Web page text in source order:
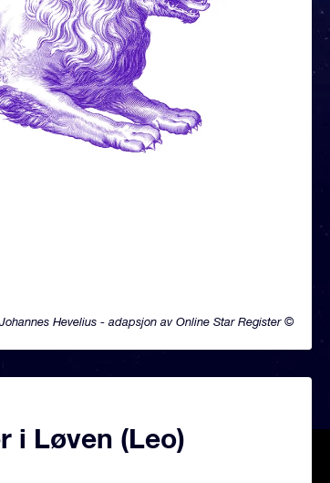
Hevelius - adapsjon av Online Star Register ©
i Løven (Leo)